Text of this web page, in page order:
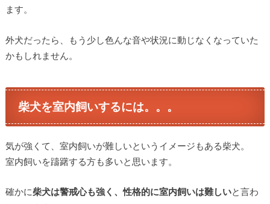
ます。
外犬だったら、もう少し色んな音や状況に動じなくなっていた
かもしれません。
柴犬を室内飼いするには。。。
気が強くて、室内飼いが難しいというイメージもある柴犬。
室内飼いを躊躇する方も多いと思います。
確かに柴犬は警戒心も強く、性格的に室内飼いは難しいと言わ